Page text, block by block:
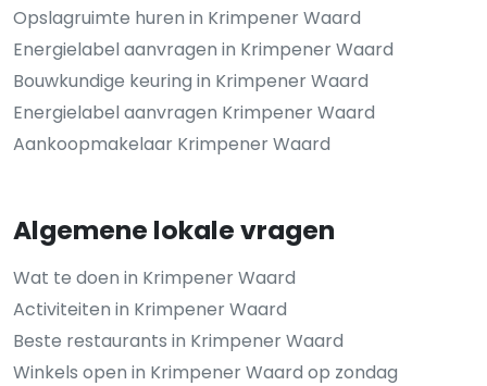
Opslagruimte huren in Krimpener Waard
Energielabel aanvragen in Krimpener Waard
Bouwkundige keuring in Krimpener Waard
Energielabel aanvragen Krimpener Waard
Aankoopmakelaar Krimpener Waard
Algemene lokale vragen
Wat te doen in Krimpener Waard
Activiteiten in Krimpener Waard
Beste restaurants in Krimpener Waard
Winkels open in Krimpener Waard op zondag